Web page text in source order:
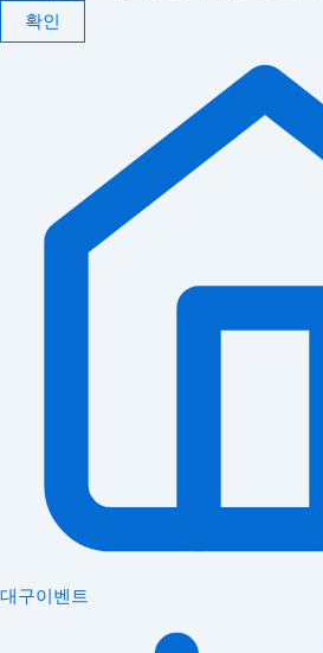
확인
대구이벤트